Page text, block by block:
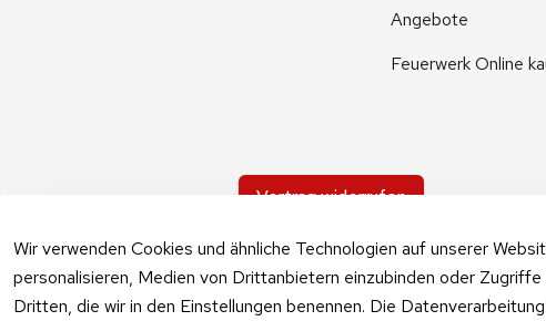
Wir verwenden Cookies und ähnliche Technologien auf unserer
personalisieren, Medien von Drittanbietern einzubinden oder
Dritten, die wir in den Einstellungen benennen. Die
Angebote
Feuerwerk Online
Vertrag widerrufen